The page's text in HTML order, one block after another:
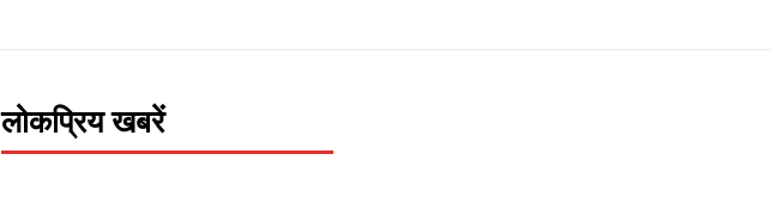
लोकप्रिय खबरें